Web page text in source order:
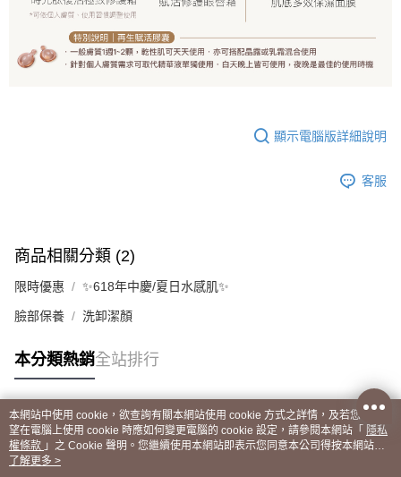
顯示電腦版詳細說明
客服
商品相關分類 (2)
限時優惠 ✨618年中慶/夏日水感肌✨
臉部保養 洗卸潔顏
本分類熱銷全站排行
熱門標籤
本網站中使用 cookie，欲查詢有關本網站使用 cookie 方式之詳情，及若您不希
望在電腦上使用 cookie 時應如何變更電腦的 cookie 設定，請參閱本網站「 隱私
權條款 」之 Cookie 聲明。您繼續使用本網站即表示您同意本公司得按本網站使
用條款之 Cookie 聲明使用 cookie。
了解更多 >